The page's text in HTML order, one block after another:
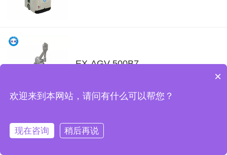
EX-AGV-500B7
EX-AGV-1500G7
×
欢迎来到本网站，请问有什么可以帮您？
现在咨询 稍后再说